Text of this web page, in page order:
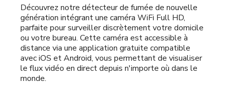
Découvrez notre détecteur de fumée de nouvelle
génération intégrant une caméra WiFi Full HD,
parfaite pour surveiller discrètement votre domicile
ou votre bureau. Cette caméra est accessible à
distance via une application gratuite compatible
avec iOS et Android, vous permettant de visualiser
le flux vidéo en direct depuis n'importe où dans le
monde.